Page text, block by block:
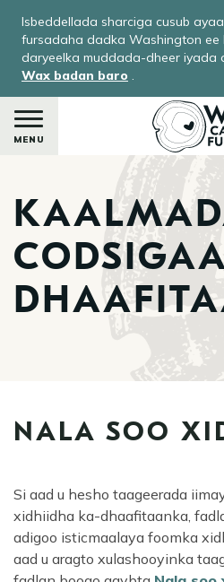
main
content
Isbeddellada sharciga cusub
fursadaha dadka Washington
daryeelka muddada-dheer iyada
Wax badan baro .
MENU
Raadi
NALA SOO
Si aad u hesho taageerada
xidhiidha ka-dhaafitaanka,
adigoo isticmaalaya foomka
aad u aragto xulashooyinka